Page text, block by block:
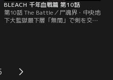
BLEACH 千年血戦篇 第10話
第10話 The Battle／尸魂界・中央地
下大監獄最下層「無間」で剣を交え
花は、戦いに悦びを感じる剣八の力
に隠されたとある真実を見据える。